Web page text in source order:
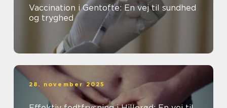
Vaccination i Gentofte: En vej til sundhed
og tryghed
28. november 2025